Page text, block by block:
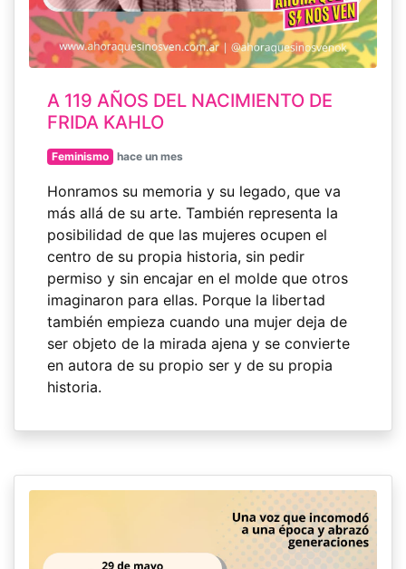
A 119 AÑOS DEL NACIMIENTO DE
FRIDA KAHLO
Feminismo hace un mes
Honramos su memoria y su legado, que va
más allá de su arte. También representa la
posibilidad de que las mujeres ocupen el
centro de su propia historia, sin pedir
permiso y sin encajar en el molde que otros
imaginaron para ellas. Porque la libertad
también empieza cuando una mujer deja de
ser objeto de la mirada ajena y se convierte
en autora de su propio ser y de su propia
historia.